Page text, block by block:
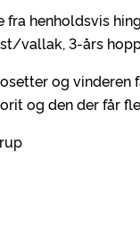
henholdsvis
vallak, 3-års
og vinderen
og den der får